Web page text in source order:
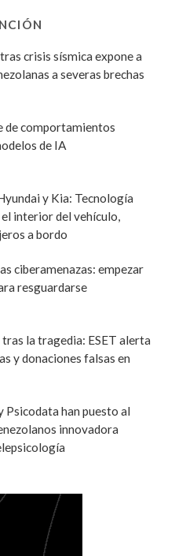
crisis sísmica expone a
a severas brechas
de comportamientos
de IA
y Kia: Tecnología
interior del vehículo,
a bordo
ciberamenazas: empezar
resguardarse
la tragedia: ESET alerta
y donaciones falsas en
Psicodata han puesto al
innovadora